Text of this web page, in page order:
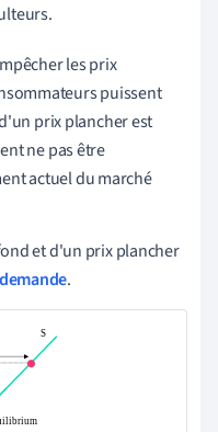
les prix
puissent
prix plancher est
ne pas être
actuel du marché
et d'un prix plancher
demande.